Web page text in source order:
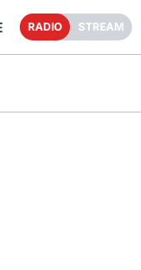
RADIO STREAM